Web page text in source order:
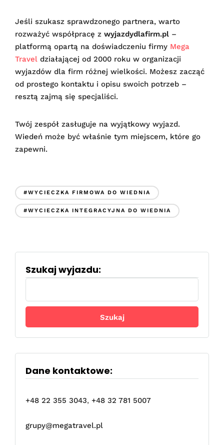
Jeśli szukasz sprawdzonego partnera, warto
rozważyć współpracę z wyjazdydlafirm.pl –
platformą opartą na doświadczeniu firmy Mega
Travel działającej od 2000 roku w organizacji
wyjazdów dla firm różnej wielkości. Możesz zacząć
od prostego kontaktu i opisu swoich potrzeb –
resztą zajmą się specjaliści.
Twój zespół zasługuje na wyjątkowy wyjazd.
Wiedeń może być właśnie tym miejscem, które go
zapewni.
#WYCIECZKA FIRMOWA DO WIEDNIA
#WYCIECZKA INTEGRACYJNA DO WIEDNIA
Szukaj wyjazdu:
Szukaj:
Dane kontaktowe:
+48 22 355 3043, +48 32 781 5007
grupy@megatravel.pl